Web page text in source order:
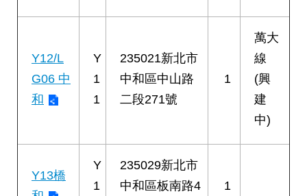
Y12/L
G06 中
和
Y
1
1
235021新北市
中和區中山路
二段271號
1
萬大
線
(興
建
中)
Y13橋
Y
1
235029新北市
中和區板南路4
1